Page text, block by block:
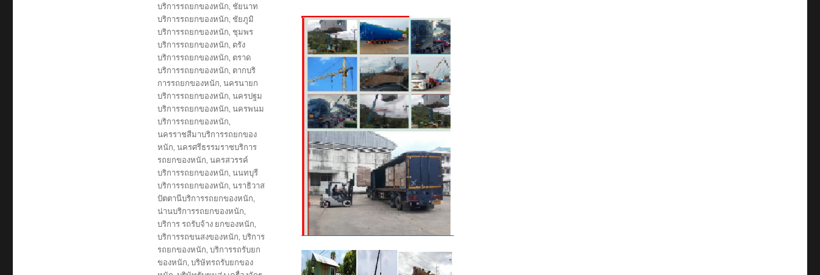
บริการรถยกของหนัก, ชัยนาท
บริการรถยกของหนัก, ชัยภูมิ
บริการรถยกของหนัก, ชุมพร
บริการรถยกของหนัก, ตรัง
บริการรถยกของหนัก, ตราด
บริการรถยกของหนัก, ตากบริ
การรถยกของหนัก, นครนายก
บริการรถยกของหนัก, นครปฐม
บริการรถยกของหนัก, นครพนม
บริการรถยกของหนัก,
นครราชสีมาบริการรถยกของ
หนัก, นครศรีธรรมราชบริการ
รถยกของหนัก, นครสวรรค์
บริการรถยกของหนัก, นนทบุรี
บริการรถยกของหนัก, นราธิวาส
ปัตตานีบริการรถยกของหนัก,
น่านบริการรถยกของหนัก,
บริการ รถรับจ้าง ยกของหนัก,
บริการรถขนสงของหนัก, บริการ
รถยกของหนัก, บริการรถรับยก
ของหนัก, บริษัทรถรับยกของ